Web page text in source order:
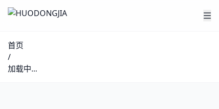
首页
/
加载中...